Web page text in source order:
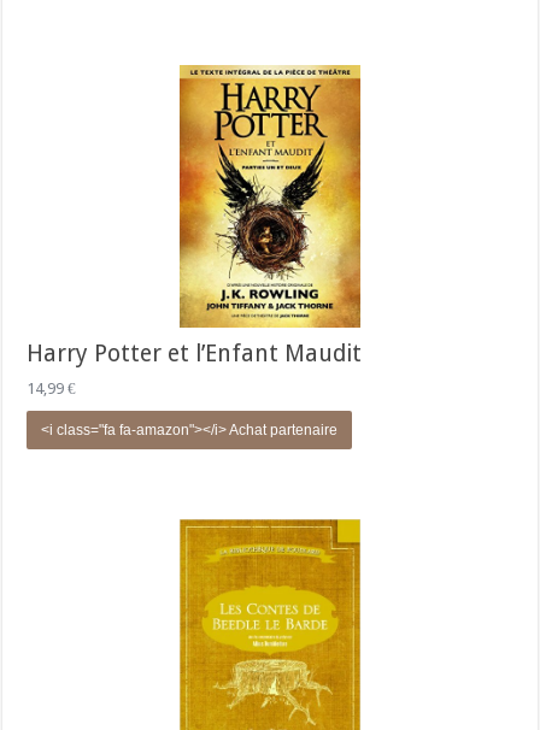
Harry Potter et l’Enfant Maudit
14,99 €
<i class="fa fa-amazon"></i> Achat partenaire